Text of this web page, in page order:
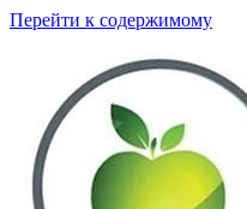
Перейти к содержимому